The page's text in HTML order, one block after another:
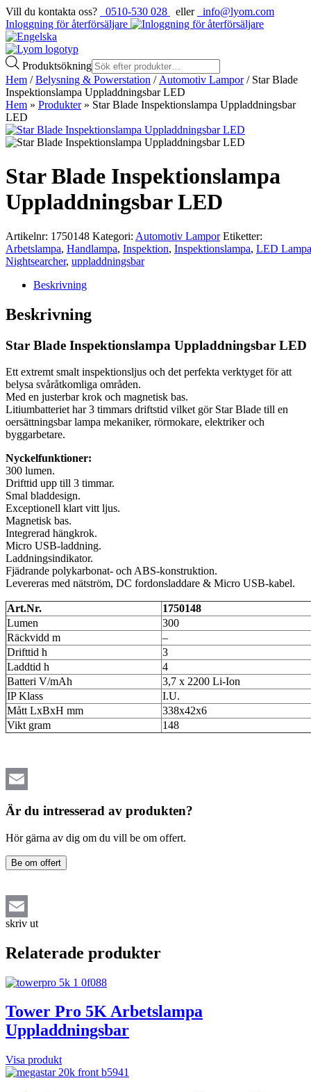
Vill du kontakta oss? 0510-530 028 eller
info@lyom.com
Inloggning för återförsäljare
Produktsökning
Hem /Belysning & Powerstation / Automotiv Lampor/ Star Blade
Inspektionslampa Uppladdningsbar LED
Hem » Produkter» Star Blade Inspektionslampa Uppladdningsbar
LED
Star Blade Inspektionslampa
Uppladdningsbar LED
Artikelnr: 1750148 Kategori: Automotiv Lampor Etiketter:
Arbetslampa, Handlampa, Inspektion, Inspektionslampa, LED Lampa
Nightsearcher, uppladdningsbar
Beskrivning
Beskrivning
Star Blade Inspektionslampa Uppladdningsbar LED
Ett extremt smalt inspektionsljus och det perfekta verktyget för att
belysa svåråtkomliga områden.
Med en justerbar krok och magnetisk bas.
Litiumbatteriet har 3 timmars driftstid vilket gör Star Blade till en
oersättningsbar lampa mekaniker, rörmokare, elektriker och
byggarbetare.
Nyckelfunktioner:
300 lumen.
Drifttid upp till 3 timmar.
Smal bladdesign.
Exceptionell klart vitt ljus.
Magnetisk bas.
Integrerad hängkrok.
Micro USB-laddning.
Laddningsindikator.
Fjädrande polykarbonat- och ABS-konstruktion.
Levereras med nätström, DC fordonsladdare & Micro USB-kabel.
Art.Nr.
1750148
Lumen
300
Räckvidd m
–
Drifttid h
3
Laddtid h
4
Batteri V/mAh
3,7 x 2200 Li-Ion
IP Klass
I.U.
Mått LxBxH mm
338x42x6
Vikt gram
148
Email
Är du intresserad av produkten?
Hör gärna av dig om du vill be om offert.
Be om offert
Email
skriv ut
Relaterade produkter
Tower Pro 5K Arbetslampa
Uppladdningsbar
Visa produkt